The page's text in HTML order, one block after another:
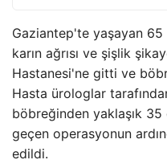
Gaziantep'te yaşayan 65
karın ağrısı ve şişlik
Hastanesi'ne gitti ve
Hasta ürologlar
böbreğinden yaklaşık 35
geçen operasyonun
edildi.